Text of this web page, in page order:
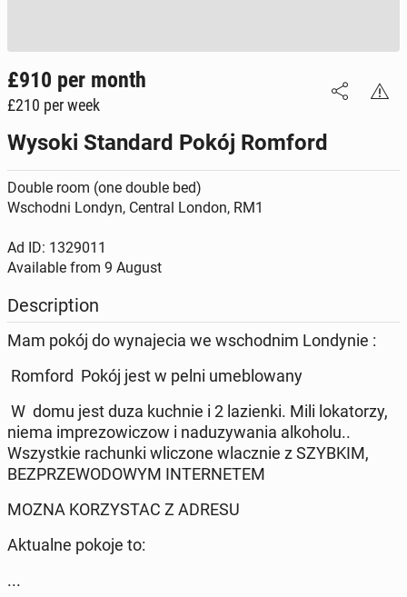
£910 per month
£210 per week
Wysoki Standard Pokój Romford
Double room (one double bed)
Wschodni Londyn, Central London, RM1
Ad ID: 1329011
Available from 9 August
Description
Mam pokój do wynajecia we wschodnim Londynie :
Romford Pokój jest w pelni umeblowany
W domu jest duza kuchnie i 2 lazienki. Mili lokatorzy,
niema imprezowiczow i naduzywania alkoholu..
Wszystkie rachunki wliczone wlacznie z SZYBKIM,
BEZPRZEWODOWYM INTERNETEM
MOZNA KORZYSTAC Z ADRESU
Aktualne pokoje to:
...